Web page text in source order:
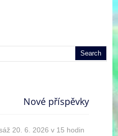
Nové příspěvky
20. 6. 2026 v 15 hodin